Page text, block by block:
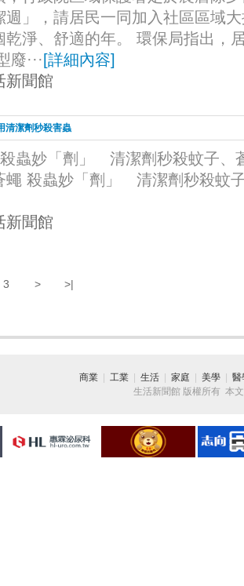
週」，請居民一同加入社區區域
乾淨、舒適的年。 環保局指出，
··· [詳細內容]
新聞館
清潔劑秒殺害蟲
蟲妙「劑」 清潔劑秒殺蚊子
蠅 殺蟲妙「劑」 清潔劑秒殺蚊子
新聞館
3 > >|
商業 工業 生活 家庭 美學
醫
生活新聞館 版權所有 本